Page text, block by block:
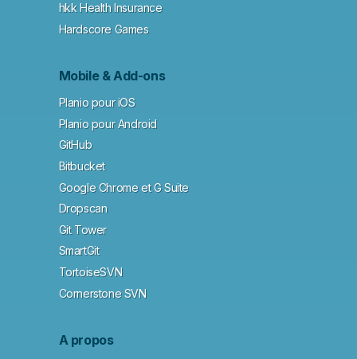
hkk Health Insurance
Hardscore Games
Mobile & Add-ons
Planio pour iOS
Planio pour Android
GitHub
Bitbucket
Google Chrome et G Suite
Dropscan
Git Tower
SmartGit
TortoiseSVN
Cornerstone SVN
A propos